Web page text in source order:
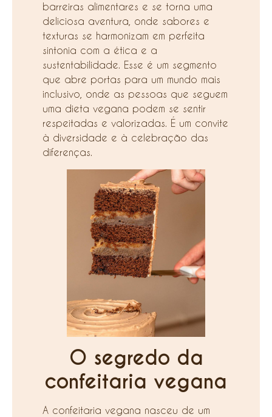
barreiras alimentares e se torna uma
deliciosa aventura, onde sabores e
texturas se harmonizam em perfeita
sintonia com a ética e a
sustentabilidade. Esse é um segmento
que abre portas para um mundo mais
inclusivo, onde as pessoas que seguem
uma dieta vegana podem se sentir
respeitadas e valorizadas. É um convite
à diversidade e à celebração das
diferenças.
O segredo da
confeitaria vegana
A confeitaria vegana nasceu de um